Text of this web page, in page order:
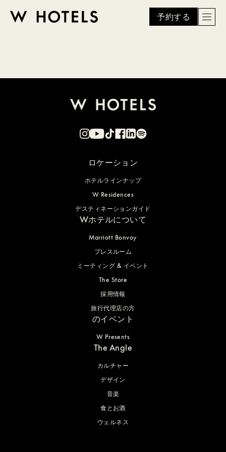
予約する
ロケーション
ホテルラインナップ
W Residences
デスティネーションガイド
Wホテルについて
Marriott Bonvoy
プレスルーム
ミーティング & イベント
The Store
採用情報
旅行代理店の方
のイベント
W Presents
The Angle
カルチャー
デザイン
音楽
食とお酒
ウェルネス